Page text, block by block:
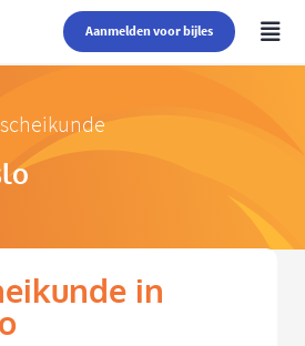
Aanmelden voor bijles
in